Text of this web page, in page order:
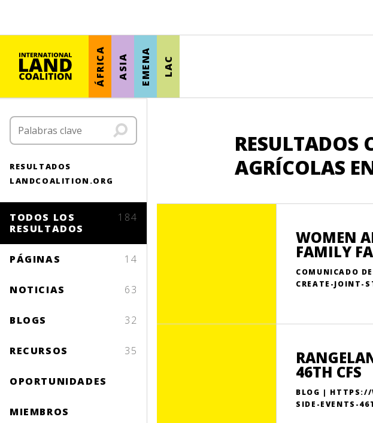
ÁFRICA ASIA EMENA LAC
RESULTADOS
LANDCOALITION.ORG
TODOS LOS
RESULTADOS
184
PÁGINAS 14
NOTICIAS 63
BLOGS 32
RECURSOS 35
OPORTUNIDADES
MIEMBROS
RESULTADOS
AGRÍCOLAS
WOMEN
FAMILY
COMUNICADO
CREATE-JOINT-
46TH CFS
BLOG | HTTPS://
SIDE-EVENTS-